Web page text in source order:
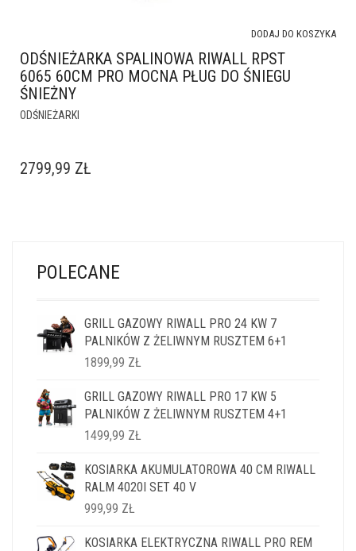
ODŚNIEŻARKA SPALINOWA RIWALL RPST
6065 60CM PRO MOCNA PŁUG DO ŚNIEGU
ŚNIEŻNY
ODŚNIEŻARKI
DODAJ DO KOSZYKA
2799,99 ZŁ
POLECANE
GRILL GAZOWY RIWALL PRO 24 KW 7
PALNIKÓW Z ŻELIWNYM RUSZTEM 6+1
1899,99 ZŁ
GRILL GAZOWY RIWALL PRO 17 KW 5
PALNIKÓW Z ŻELIWNYM RUSZTEM 4+1
1499,99 ZŁ
KOSIARKA AKUMULATOROWA 40 CM RIWALL
RALM 4020I SET 40 V
999,99 ZŁ
KOSIARKA ELEKTRYCZNA RIWALL PRO REM